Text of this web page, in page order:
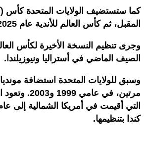
كما ستستضيف الولايات المتحدة كأس
المقبل، ثم كأس العالم للأندية عام 2025.
وجرى تنظيم النسخة الأخيرة لكأس
الصيف الماضي في أستراليا ونيوزيلندا.
وسبق للولايات المتحدة استضافة
مرتين، في عامي
كندا بتنظيمها.